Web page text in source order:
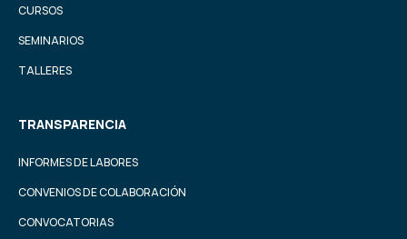
CURSOS
SEMINARIOS
TALLERES
TRANSPARENCIA
INFORMES DE LABORES
CONVENIOS DE COLABORACIÓN
CONVOCATORIAS